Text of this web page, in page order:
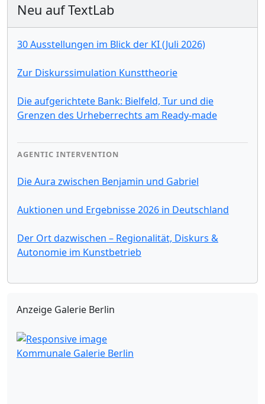
Neu auf TextLab
30 Ausstellungen im Blick der KI (Juli 2026)
Zur Diskurssimulation Kunsttheorie
Die aufgerichtete Bank: Bielfeld, Tur und die
Grenzen des Urheberrechts am Ready-made
AGENTIC INTERVENTION
Die Aura zwischen Benjamin und Gabriel
Auktionen und Ergebnisse 2026 in Deutschland
Der Ort dazwischen – Regionalität, Diskurs &
Autonomie im Kunstbetrieb
Anzeige Galerie Berlin
Kommunale Galerie Berlin